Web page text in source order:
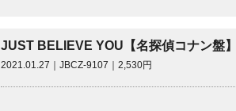
JUST BELIEVE YOU【名探偵コナン盤】
2021.01.27｜JBCZ-9107｜2,530円